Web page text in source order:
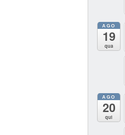
AGO
19
qua
AGO
20
qui